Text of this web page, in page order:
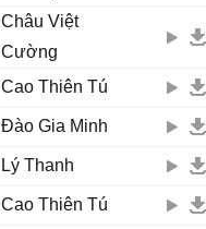
Châu Việt
Cường
Cao Thiên Tú
Đào Gia Minh
Lý Thanh
Cao Thiên Tú